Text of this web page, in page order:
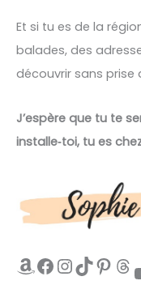
Et si tu es de la
balades, des
découvrir sans prise
J’espère que tu te
installe‑toi, tu es
Amazon Facebook InstagramTikTok Pinterest Threads